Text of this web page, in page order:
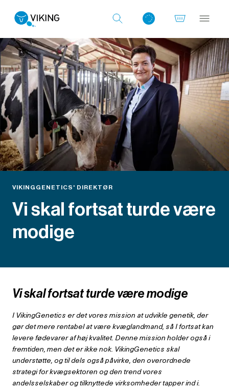
Log ind med det samme
VIKINGGENETICS' DIREKTØR
Vi skal fortsat turde være
modige
Vi skal fortsat turde være modige
I VikingGenetics er det vores mission at udvikle genetik, der
gør det mere rentabel at være kvæglandmand, så I fortsat kan
levere fødevarer af høj kvalitet. Denne mission holder også i
fremtiden, men det er ikke nok. VikingGenetics skal
understøtte, og til dels også påvirke, den overordnede
strategi for kvægsektoren og den trend vores
andelsselskaber og tilknyttede virksomheder tapper ind i.